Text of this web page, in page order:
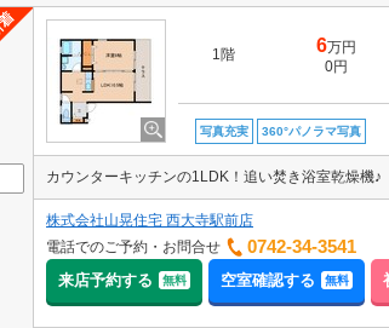
1階 6万円
0円
写真充実 360°パノラマ写真
カウンターキッチンの1LDK！追い焚き浴室乾燥機♪
株式会社山晃住宅 西大寺駅前店
電話でのご予約・お問合せ
0742-34-3541
来店予約する 無料 空室確認する 無料